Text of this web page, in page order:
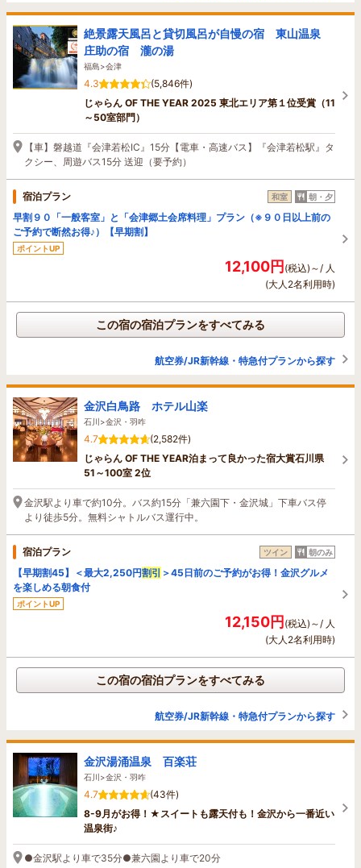
絶景露天風呂と貸切風呂が自慢の宿 東山温泉
庄助の宿 瀧の湯
福島>会津
4.3
(5,846件)
じゃらん OF THE YEAR 2025 東北エリア第１位受賞（11
～50室部門）
【車】磐越道『会津若松IC』15分【電車・高速バス】『会津若松駅』タ
クシー、周遊バス15分 送迎（要予約）
宿泊プラン 和室 朝・夕
早割９０「一般客室」と「会津郷土会席料理」プラン（※９０日以上前の
ご予約で断然お得♪）【早期割】
ポイントUP
12,100円(税込)～/ 人
(大人2名利用時)
この宿の宿泊プランをすべてみる
航空券/JR新幹線・特急付プランから探す
金沢白鳥路 ホテル山楽
石川>金沢・羽咋
4.7
(2,582件)
じゃらん OF THE YEAR泊まって良かった宿大賞石川県
51～100室 2位
金沢駅より車で約10分。バス約15分「兼六園下・金沢城」下車バス停
より徒歩5分。無料シャトルバス運行中。
宿泊プラン ツイン 朝のみ
【早期割45】＜最大2,250円割引 ＞45日前のご予約がお得！金沢グルメ
を楽しめる朝食付
ポイントUP
12,150円(税込)～/ 人
(大人2名利用時)
この宿の宿泊プランをすべてみる
航空券/JR新幹線・特急付プランから探す
金沢湯涌温泉 百楽荘
石川>金沢・羽咋
4.7
(43件)
8-9月がお得！★スイートも露天付も！金沢から一番近い
温泉街♪
●金沢駅より車で35分●兼六園より車で20分